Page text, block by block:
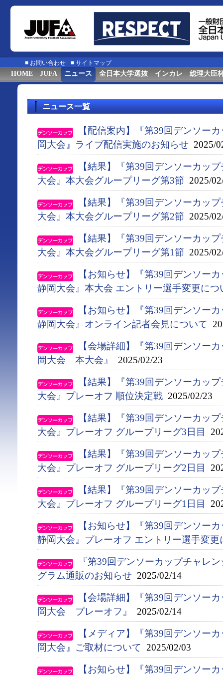
■ お問い合わせ ■ サイトマップ
HOME JUFA ニュース 全日本大学選抜 インカレ 総理大臣
ニュース一覧
【配信案内】『第39回デンソー
岡大会』ライブ配信実施のお知らせ 2025/
【結果】『第39回デンソーカッ
大会』本大会グループリーグ第3節 2025/
【結果】『第39回デンソーカッ
大会』本大会グループリーグ第2節 2025/
【結果】『第39回デンソーカッ
大会』本大会グループリーグ第1節 2025/
【お知らせ】『第39回デンソー
静岡大会』本大会 エントリー選手変更につ
【お知らせ】『第39回デンソー
静岡大会』オンライン記者会見について
【会場詳細】『第39回デンソー
岡大会 本大会』
2025/02/23
【結果】『第39回デンソーカッ
大会』プレーオフ 順位決定戦 2025/02/23
【結果】『第39回デンソーカッ
大会』プレーオフ グループリーグ3日目
【結果】『第39回デンソーカッ
大会』プレーオフ グループリーグ2日目
【結果】『第39回デンソーカッ
大会』プレーオフ グループリーグ1日目
【お知らせ】『第39回デンソー
静岡大会』プレーオフ エントリー選手変更
『第39回デンソーカップチャレ
グラム通販のお知らせ 2025/02/14
【会場詳細】『第39回デンソー
岡大会 プレーオフ』
2025/02/14
【メディア】『第39回デンソー
岡大会』ご取材について 2025/02/03
【お知らせ】『第39回デンソー